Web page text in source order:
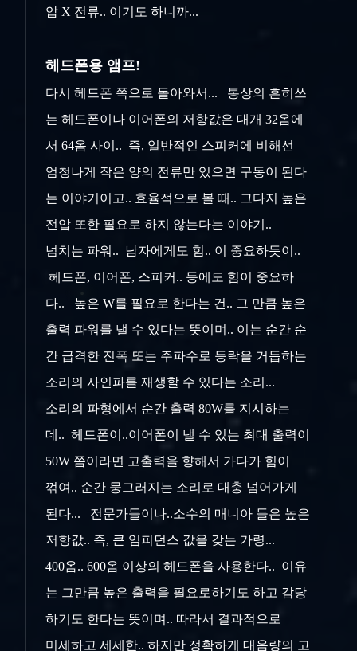
압 X 전류.. 이기도 하니까...
헤드폰용 앰프!
다시 헤드폰 쪽으로 돌아와서... 통상의 흔히쓰
는 헤드폰이나 이어폰의 저항값은 대개 32옴에
서 64옴 사이.. 즉, 일반적인 스피커에 비해선
엄청나게 작은 양의 전류만 있으면 구동이 된다
는 이야기이고.. 효율적으로 볼 때.. 그다지 높은
전압 또한 필요로 하지 않는다는 이야기..
넘치는 파워.. 남자에게도 힘.. 이 중요하듯이..
헤드폰, 이어폰, 스피커.. 등에도 힘이 중요하
다.. 높은 W를 필요로 한다는 건.. 그 만큼 높은
출력 파워를 낼 수 있다는 뜻이며.. 이는 순간 순
간 급격한 진폭 또는 주파수로 등락을 거듭하는
소리의 사인파를 재생할 수 있다는 소리...
소리의 파형에서 순간 출력 80W를 지시하는
데.. 헤드폰이..이어폰이 낼 수 있는 최대 출력이
50W 쯤이라면 고출력을 향해서 가다가 힘이
꺾여.. 순간 뭉그러지는 소리로 대충 넘어가게
된다... 전문가들이나..소수의 매니아 들은 높은
저항값.. 즉, 큰 임피던스 값을 갖는 가령...
400옴.. 600옴 이상의 헤드폰을 사용한다.. 이유
는 그만큼 높은 출력을 필요로하기도 하고 감당
하기도 한다는 뜻이며.. 따라서 결과적으로
미세하고 세세한.. 하지만 정확하게 대음량의 고